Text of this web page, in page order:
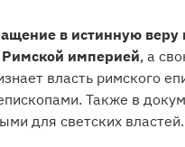
в истинную
Римской империей, а
власть римского
Также в
для светских властей.